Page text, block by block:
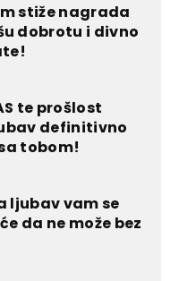
stiže nagrada
dobrotu i divno
te prošlost
definitivno
tobom!
ljubav vam se
da ne može bez